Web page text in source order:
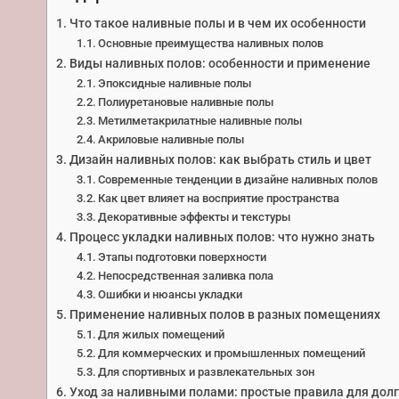
Что такое наливные полы и в чем их особенности
Основные преимущества наливных полов
Виды наливных полов: особенности и применение
Эпоксидные наливные полы
Полиуретановые наливные полы
Метилметакрилатные наливные полы
Акриловые наливные полы
Дизайн наливных полов: как выбрать стиль и цвет
Современные тенденции в дизайне наливных полов
Как цвет влияет на восприятие пространства
Декоративные эффекты и текстуры
Процесс укладки наливных полов: что нужно знать
Этапы подготовки поверхности
Непосредственная заливка пола
Ошибки и нюансы укладки
Применение наливных полов в разных помещениях
Для жилых помещений
Для коммерческих и промышленных помещений
Для спортивных и развлекательных зон
Уход за наливными полами: простые правила для